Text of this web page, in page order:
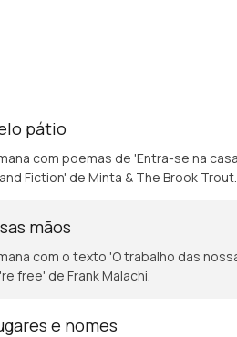
pátio
com poemas de 'Entra-se na
Fiction' de Minta & The Brook Trout.
mãos
com o texto 'O trabalho das
free' de Frank Malachi.
e nomes